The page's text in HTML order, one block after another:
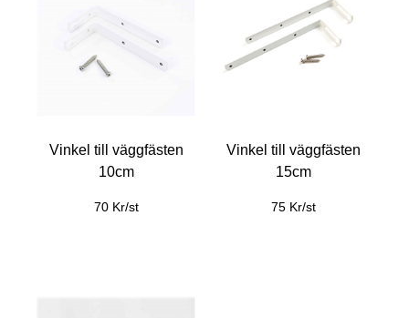
Vinkel till väggfästen
10cm
70 Kr/st
Vinkel till väggfästen
15cm
75 Kr/st